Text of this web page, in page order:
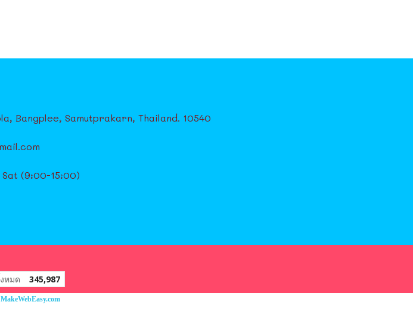
Bangplee, Samutprakarn, Thailand. 10540
(9:00-15:00)
หมด 345,987
MakeWebEasy.com